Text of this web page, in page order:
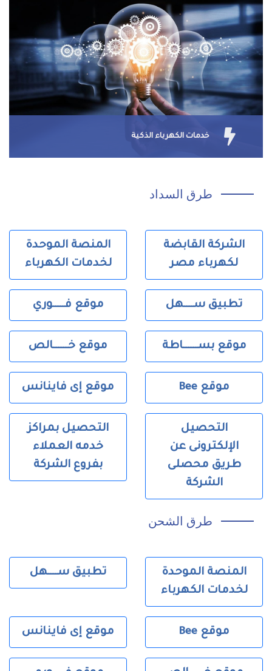
شاهد المناقصات المطروحة الان
شاهد الان
خدمات الكهرباء الذكية
حمل البرنامج الخاص بكل خدمات الكهرباء
حمل اندرويد حمل ايفون
طرق السداد
المنصة الموحدة
لخدمات الكهرباء
الشركة القابضة
لكهرباء مصر
موقع فـــــوري تطبيق ســــهل
موقع خــــــالص موقع بســــــاطة
موقع إى فاينانس Bee موقع
التحصيل بمراكز
خدمه العملاء
بفروع الشركة
التحصيل
الإلكترونى عن
طريق محصلى
الشركة
طرق الشحن
تطبيق ســــهل
المنصة الموحدة
لخدمات الكهرباء
موقع إى فاينانس Bee موقع